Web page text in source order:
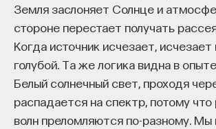
Земля заслоняет Солнце и
стороне перестает получать
Когда источник исчезает,
голубой. Та же логика видна в
Белый солнечный свет, проходя
распадается на спектр, потому
волн преломляются по-разному. Мы